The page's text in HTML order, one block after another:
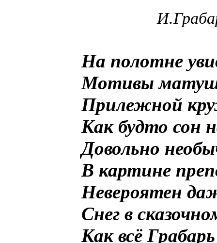
На полотне
Мотивы
Прилежной
Как будто сон
Довольно
В картине
Невероятен
Снег в
Как всё